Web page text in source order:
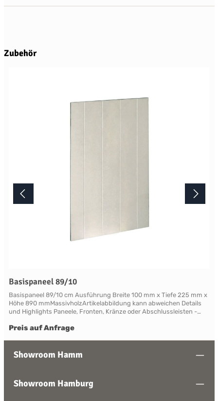
Produktgalerie überspringen
Zubehör
Basispaneel 89/10
Basispaneel 89/10 cm Ausführung Breite 100 mm x Tiefe 225 mm x
Höhe 890 mmMassivholzArtikelabbildung kann abweichen Details
und Highlights Paneele, Fronten, Kränze oder Abschlussleisten -
Modellen mit variablen Ausstattungen und DimensionenNahezu
Service Die Palette der eleganten, handwerklichen Lackfarben von
mischen. Jedes Möbelstück von Neptune kann in Ihrem
Wunschfarbton aus der Neptune Farbkollektion gestrichen werden -
Preis auf Anfrage
Showroom Hamm
Showroom Hamburg